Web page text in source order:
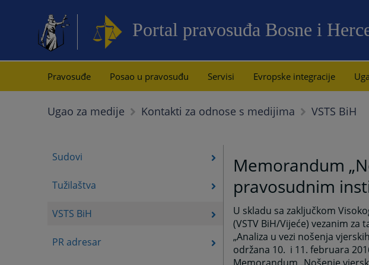
Portal pravosuđa Bosne i
Pravosuđe Posao u pravosuđu Servisi Evropske integracije
Ugao za medije Kontakti za odnose s medijima VSTS BiH
Sudovi
Tužilaštva
VSTS BiH
PR adresar
Memorandum
pravosudnim
U skladu sa zaključkom
(VSTV BiH/Vijeće) vezanim za
„Analiza u vezi nošenja
održana 10. i 11. februara